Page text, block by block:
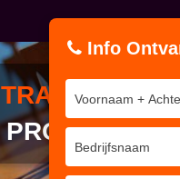
TRAINING
Info